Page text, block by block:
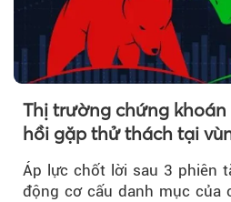
Thị trường chứng khoán
hồi gặp thử thách tại
Index giảm gần 9 điểm
Áp lực chốt lời sau 3 phiên
động cơ cấu danh mục của